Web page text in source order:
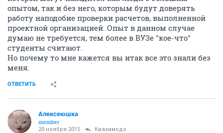
опытом, так и без него, которым будут доверять
работу наподобие проверки расчетов, выполненной
проектной организацией. Опыт в данном случае
думаю не требуется, тем более в ВУЗе "кое-что"
студенты считают.
Но почему то мне кажется вы итак все это знали без
меня.
ОТВЕТИТЬ
Алексеюшка
member
20 ноября 2015 Квазимодо